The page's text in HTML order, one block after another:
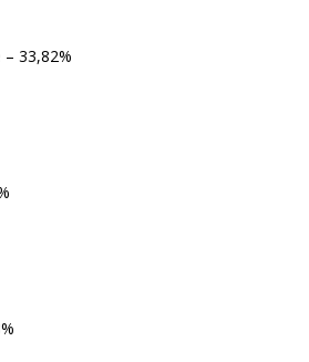
33,82%